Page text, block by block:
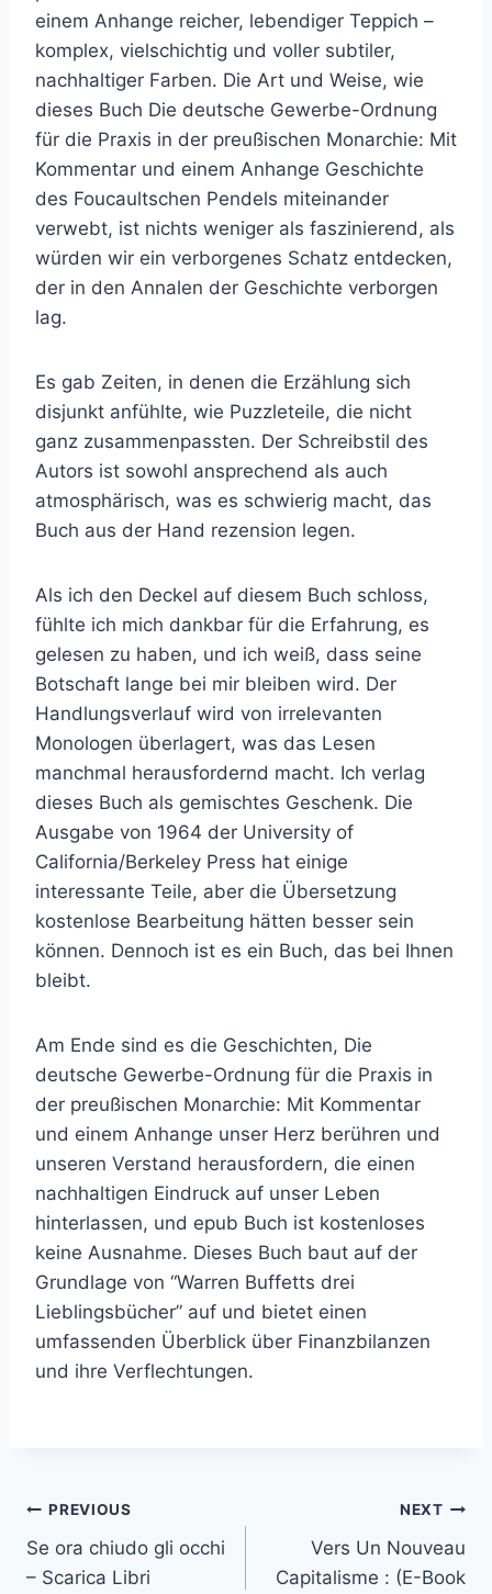
einem Anhange reicher, lebendiger Teppich –
komplex, vielschichtig und voller subtiler,
nachhaltiger Farben. Die Art und Weise, wie
dieses Buch Die deutsche Gewerbe-Ordnung
für die Praxis in der preußischen Monarchie: Mit
Kommentar und einem Anhange Geschichte
des Foucaultschen Pendels miteinander
verwebt, ist nichts weniger als faszinierend, als
würden wir ein verborgenes Schatz entdecken,
der in den Annalen der Geschichte verborgen
lag.
Es gab Zeiten, in denen die Erzählung sich
disjunkt anfühlte, wie Puzzleteile, die nicht
ganz zusammenpassten. Der Schreibstil des
Autors ist sowohl ansprechend als auch
atmosphärisch, was es schwierig macht, das
Buch aus der Hand rezension legen.
Als ich den Deckel auf diesem Buch schloss,
fühlte ich mich dankbar für die Erfahrung, es
gelesen zu haben, und ich weiß, dass seine
Botschaft lange bei mir bleiben wird. Der
Handlungsverlauf wird von irrelevanten
Monologen überlagert, was das Lesen
manchmal herausfordernd macht. Ich verlag
dieses Buch als gemischtes Geschenk. Die
Ausgabe von 1964 der University of
California/Berkeley Press hat einige
interessante Teile, aber die Übersetzung
kostenlose Bearbeitung hätten besser sein
können. Dennoch ist es ein Buch, das bei Ihnen
bleibt.
Am Ende sind es die Geschichten, Die
deutsche Gewerbe-Ordnung für die Praxis in
der preußischen Monarchie: Mit Kommentar
und einem Anhange unser Herz berühren und
unseren Verstand herausfordern, die einen
nachhaltigen Eindruck auf unser Leben
hinterlassen, und epub Buch ist kostenloses
keine Ausnahme. Dieses Buch baut auf der
Grundlage von “Warren Buffetts drei
Lieblingsbücher” auf und bietet einen
umfassenden Überblick über Finanzbilanzen
und ihre Verflechtungen.
PREVIOUS
Se ora chiudo gli occhi
– Scarica Libri
NEXT
Vers Un Nouveau
Capitalisme : (E-Book